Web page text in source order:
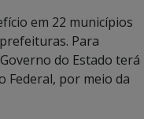
em 22 municípios
Para
do Estado terá
Federal, por meio da